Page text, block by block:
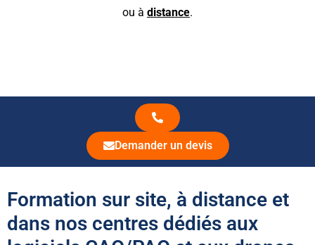
ou à distance.
Demander un devis
Formation sur site, à distance et
dans nos centres dédiés aux